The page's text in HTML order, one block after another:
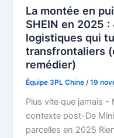
La montée en
SHEIN en 2025
logistiques qui
transfrontaliers
remédier)
Équipe 3PL Chine/19
Plus vite que jamais -
contexte post-De
parcelles en 2025